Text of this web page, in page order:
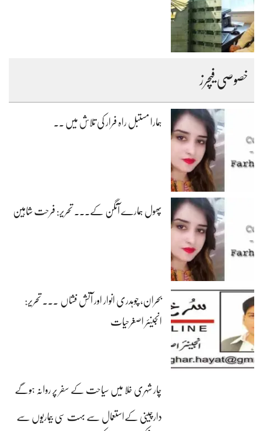
خصوصی فیچرز
ہمارا مستبل راہ فرار کی تلاش میں ۔۔
پھول ہمارے آنگن کے۔۔۔ تحریر: فرحت شاہین
بحران، چوہدری انوار اور آتش فشاں ۔۔۔ تحریر:
انجینئر اصغرحیات
چار شہری خلا میں سیاحت کے سفر پر روانہ ہوگے
دارچینی کےاستعمال سے بہت سی بیماریوں سے